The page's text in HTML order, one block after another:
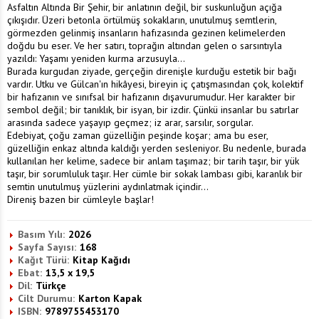
Asfaltın Altında Bir Şehir, bir anlatının değil, bir suskunluğun açığa
çıkışıdır. Üzeri betonla örtülmüş sokakların, unutulmuş semtlerin,
görmezden gelinmiş insanların hafızasında gezinen kelimelerden
doğdu bu eser. Ve her satırı, toprağın altından gelen o sarsıntıyla
yazıldı: Yaşamı yeniden kurma arzusuyla...
Burada kurgudan ziyade, gerçeğin direnişle kurduğu estetik bir bağı
vardır. Utku ve Gülcan'ın hikâyesi, bireyin iç çatışmasından çok, kolektif
bir hafızanın ve sınıfsal bir hafızanın dışavurumudur. Her karakter bir
sembol değil; bir tanıklık, bir isyan, bir izdir. Çünkü insanlar bu satırlar
arasında sadece yaşayıp geçmez; iz arar, sarsılır, sorgular.
Edebiyat, çoğu zaman güzelliğin peşinde koşar; ama bu eser,
güzelliğin enkaz altında kaldığı yerden sesleniyor. Bu nedenle, burada
kullanılan her kelime, sadece bir anlam taşımaz; bir tarih taşır, bir yük
taşır, bir sorumluluk taşır. Her cümle bir sokak lambası gibi, karanlık bir
semtin unutulmuş yüzlerini aydınlatmak içindir...
Direniş bazen bir cümleyle başlar!
Basım Yılı: 2026
Sayfa Sayısı: 168
Kağıt Türü: Kitap Kağıdı
Ebat: 13,5 x 19,5
Dil: Türkçe
Cilt Durumu: Karton Kapak
ISBN: 9789755453170